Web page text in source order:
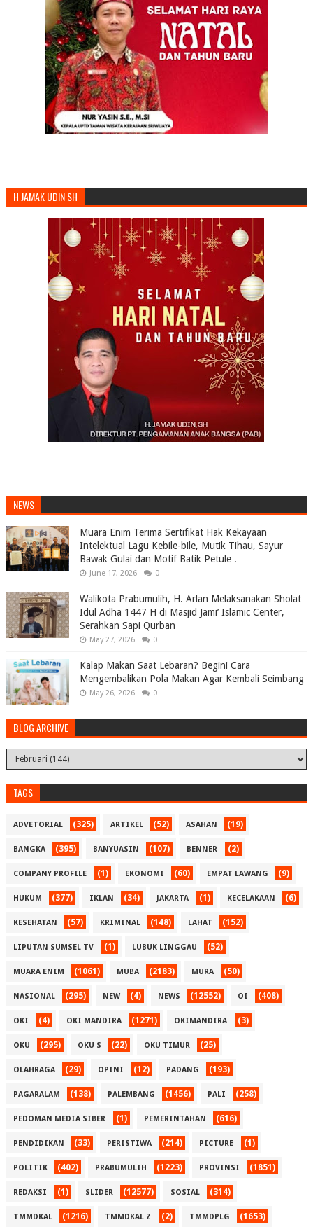
H JAMAK UDIN SH
NEWS
Muara Enim Terima Sertifikat Hak Kekayaan
Intelektual Lagu Kebile-bile, Mutik Tihau, Sayur
Bawak Gulai dan Motif Batik Petule .
June 17, 2026 0
Walikota Prabumulih, H. Arlan Melaksanakan Sholat
Idul Adha 1447 H di Masjid Jami’ Islamic Center,
Serahkan Sapi Qurban
May 27, 2026 0
Kalap Makan Saat Lebaran? Begini Cara
Mengembalikan Pola Makan Agar Kembali Seimbang
May 26, 2026 0
BLOG ARCHIVE
TAGS
ADVETORIAL (325) ARTIKEL (52) ASAHAN (19)
BANGKA (395) BANYUASIN (107) BENNER (2)
COMPANY PROFILE (1) EKONOMI (60) EMPAT LAWANG (9)
HUKUM (377) IKLAN (34) JAKARTA (1) KECELAKAAN (6)
KESEHATAN (57) KRIMINAL (148) LAHAT (152)
LIPUTAN SUMSEL TV (1) LUBUK LINGGAU (52)
MUARA ENIM (1061) MUBA (2183) MURA (50)
NASIONAL (295) NEW (4) NEWS (12552) OI (408)
OKI (4) OKI MANDIRA (1271) OKIMANDIRA (3)
OKU (295) OKU S (22) OKU TIMUR (25)
OLAHRAGA (29) OPINI (12) PADANG (193)
PAGARALAM (138) PALEMBANG (1456) PALI (258)
PEDOMAN MEDIA SIBER (1) PEMERINTAHAN (616)
PENDIDIKAN (33) PERISTIWA (214) PICTURE (1)
POLITIK (402) PRABUMULIH (1223) PROVINSI (1851)
REDAKSI (1) SLIDER (12577) SOSIAL (314)
TMMDKAL (1216) TMMDKAL Z (2) TMMDPLG (1653)